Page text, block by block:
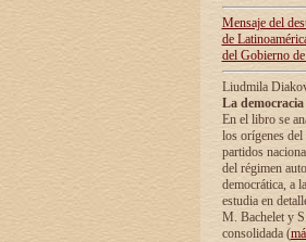
Mensaje del
de
del Gobierno
Liudmila
La
En el libro se
los orígenes
partidos
del régimen
democrática, а
estudia en
М. Bachelet у
consolidada (